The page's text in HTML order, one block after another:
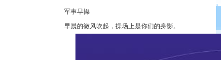
军事早操
早晨的微风吹起，操场上是你们的身影。